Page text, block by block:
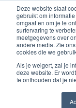
Deze website slaat
gebruikt om
omgaat en om je te
surfervaring te
meetgegevens over
andere media. Zie
cookies die we
Als je weigert, zal je
deze website. Er
te onthouden dat je
Ga
naar
de
inhoud